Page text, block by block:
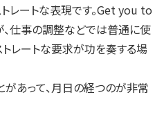
レートな表現です。Get you to
、仕事の調整などでは普通に使
レートな要求が功を奏する場
あって、月日の経つのが非常